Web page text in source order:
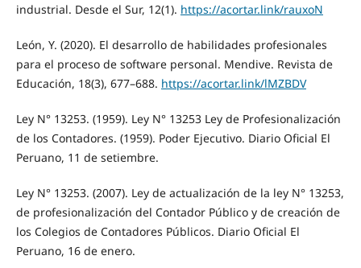
industrial. Desde el Sur, 12(1). https://acortar.link/rauxoN
León, Y. (2020). El desarrollo de habilidades profesionales
para el proceso de software personal. Mendive. Revista de
Educación, 18(3), 677–688. https://acortar.link/lMZBDV
Ley N° 13253. (1959). Ley N° 13253 Ley de Profesionalización
de los Contadores. (1959). Poder Ejecutivo. Diario Oficial El
Peruano, 11 de setiembre.
Ley N° 13253. (2007). Ley de actualización de la ley N° 13253,
de profesionalización del Contador Público y de creación de
los Colegios de Contadores Públicos. Diario Oficial El
Peruano, 16 de enero.